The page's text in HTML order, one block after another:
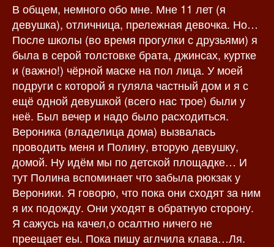
з
а
и
с
и
а
п
с
и
В общем, немного обо мне. Мне 11 лет (я
девушка), отличница, прележная девочка. Но…
После школы (во время прогулки с друзьями) я
была в серой толстовке брата, джинсах, куртке
и (важно!) чёрной маске на пол лица. У моей
подруги с которой я гуляла частный дом и я с
ещё одной девушкой (всего нас трое) были у
неё. Был вечер и надо было расходиться.
Вероника (владелица дома) вызвалась
проводить меня и Полину, вторую девушку,
домой. Ну идём мы по детской площадке… И
тут Полина вспоминает что забыла рюкзак у
Вероники. Я говорю, что пока они сходят за ним
я их подожду. Они уходят в обратную сторону.
Я сажусь на качел,о осалтно ничего не
преещает еы. Пока пишу аглчила клава…Ля.